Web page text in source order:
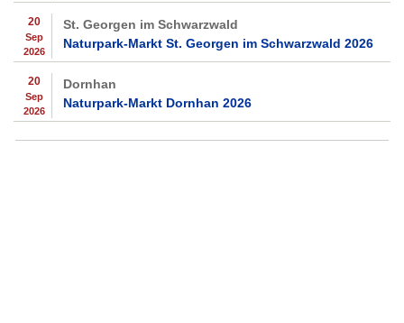
20
Sep
2026
St. Georgen im Schwarzwald
Naturpark-Markt St. Georgen im Schwarzwald 2026
20
Sep
2026
Dornhan
Naturpark-Markt Dornhan 2026